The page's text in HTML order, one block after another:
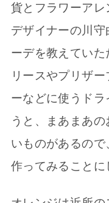
貨とフラワーア
デザイナーの川
ーデを教えていた
リースやプリザ
ーなどに使うド
うと、まあまあ
いものがあるの
作ってみることに